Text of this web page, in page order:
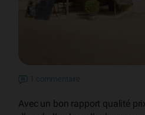
1 commentaire
Avec un bon rapport qualité